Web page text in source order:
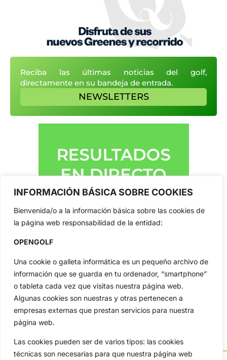
INFORMACIÓN BÁSICA SOBRE COOKIES
Bienvenida/o a la información básica sobre las cookies de
la página web responsabilidad de la entidad:
OPENGOLF
Una cookie o galleta informática es un pequeño archivo de
información que se guarda en tu ordenador, “smartphone”
o tableta cada vez que visitas nuestra página web.
Algunas cookies son nuestras y otras pertenecen a
empresas externas que prestan servicios para nuestra
página web.
Las cookies pueden ser de varios tipos: las cookies
técnicas son necesarias para que nuestra página web
Reciba las últimas noticias del golf,
directamente en su bandeja de entrada.
NEWSLETTERS